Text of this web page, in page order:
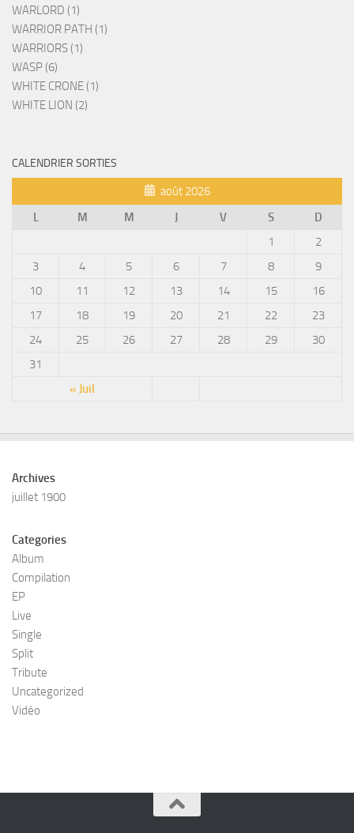
WARLORD (1)
WARRIOR PATH (1)
WARRIORS (1)
WASP (6)
WHITE CRONE (1)
WHITE LION (2)
CALENDRIER SORTIES
août 2026
L
M M J V S D
« Juil
1
2
3
4 5 6 7 8
9
10
11 12 13 14 15
16
17
18 19 20 21 22
23
24
25 26 27 28 29
30
31
Archives
juillet 1900
Categories
Album
Compilation
EP
Live
Single
Split
Tribute
Uncategorized
Vidéo